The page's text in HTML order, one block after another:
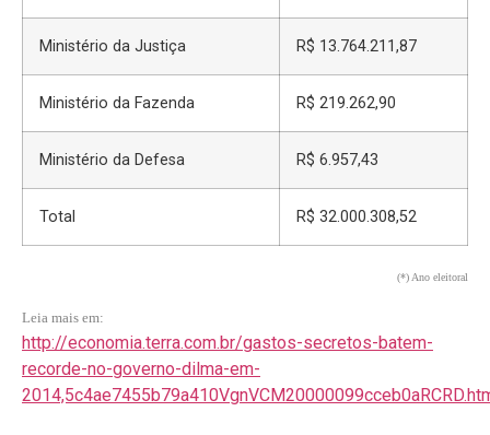
Ministério da Justiça R$ 13.764.211,87
Ministério da Fazenda R$ 219.262,90
Ministério da Defesa R$ 6.957,43
Total R$ 32.000.308,52
(*) Ano eleitoral
Leia mais em:
http://economia.terra.com.br/gastos-secretos-batem-
recorde-no-governo-dilma-em-